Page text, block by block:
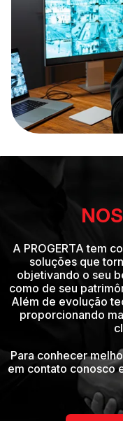
A PROGERTA tem
soluções que
objetivando o seu
como de seu
Além de evolução
proporcionando
Para conhecer
em contato conosco